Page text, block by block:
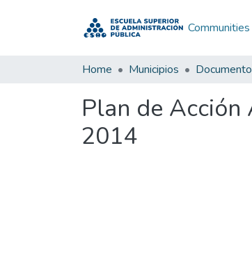
Home Municipios
Plan de
2014